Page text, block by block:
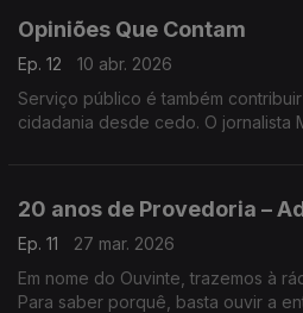
Opiniões Que Contam
Ep. 12
10 abr. 2026
Serviço público é também
cidadania desde cedo. O jornalista
20 anos de Provedoria –
Ep. 11
27 mar. 2026
Em nome do Ouvinte, trazemos à
Para saber porquê, basta ouvir a